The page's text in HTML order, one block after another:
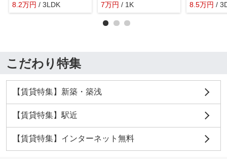
8.2万円 / 3LDK
7万円 / 1K
8.5万円 /
こだわり特集
【賃貸特集】新築・築浅
【賃貸特集】駅近
【賃貸特集】インターネット無料